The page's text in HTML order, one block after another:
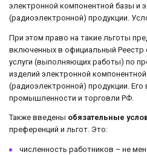
электронной компонентной базы и
(радиоэлектронной) продукции.
При этом право на такие льготы
включенных в официальный Реестр
услуги (выполняющих работы) по
изделий электронной
(радиоэлектронной) продукции.
промышленности и торговли РФ.
Также введены обязательные
преференций и льгот. Это:
численность работников – не